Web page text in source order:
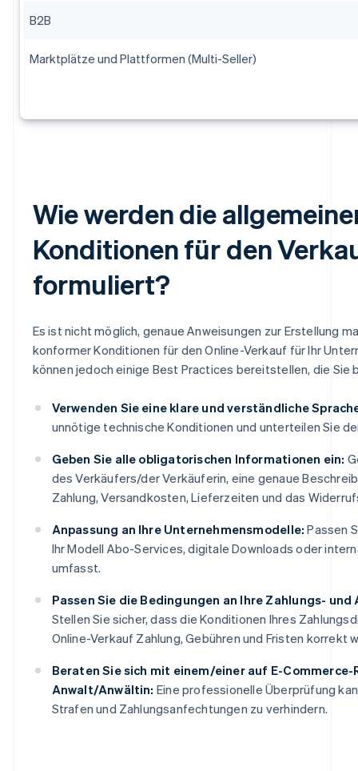
B2B
Marktplätze und Plattformen (Multi-Seller)
Wie werden die
Konditionen für den
formuliert?
Es ist nicht möglich, genaue Anweisungen zur Erstellung
konformer Konditionen für den Online-Verkauf für Ihr
können jedoch einige Best Practices bereitstellen, die Sie
Verwenden Sie eine klare und verständliche
unnötige technische Konditionen und unterteilen Sie
Geben Sie alle obligatorischen Informationen ein:
des Verkäufers/der Verkäuferin, eine genaue
Zahlung, Versandkosten, Lieferzeiten und das
Anpassung an Ihre Unternehmensmodelle: Passen
Ihr Modell Abo-Services, digitale Downloads oder
umfasst.
Passen Sie die Bedingungen an Ihre Zahlungs-
Stellen Sie sicher, dass die Konditionen Ihres
Online-Verkauf Zahlung, Gebühren und Fristen korrekt
Beraten Sie sich mit einem/einer auf E-
Anwalt/Anwältin: Eine professionelle Überprüfung
Strafen und Zahlungsanfechtungen zu verhindern.